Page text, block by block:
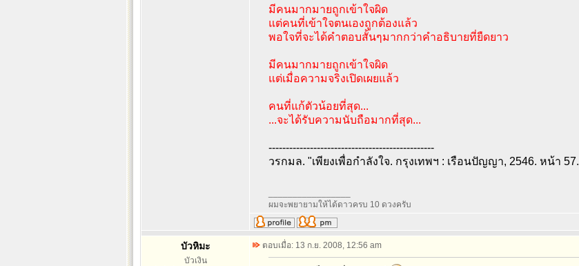
มีคนมากมายถูกเข้าใจผิด
แต่คนที่เข้าใจตนเองถูกต้องแล้ว
พอใจที่จะได้คำตอบสั้นๆมากกว่าคำอธิบายที่ยืดยาว
มีคนมากมายถูกเข้าใจผิด
แต่เมื่อความจริงเปิดเผยแล้ว
คนที่แก้ตัวน้อยที่สุด...
...จะได้รับความนับถือมากที่สุด...
------------------------------------------------
วรกมล. "เพียงเพื่อกำลังใจ. กรุงเทพฯ : เรือนปัญญา, 2546. หน้า 57.
ผมจะพยายามให้ได้ดาวครบ 10 ดวงครับ
บัวหิมะ
บัวเงิน
ตอบเมื่อ: 13 ก.ย. 2008, 12:56 am